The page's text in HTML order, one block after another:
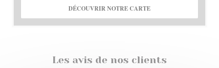
Les avis de nos clients
DÉCOUVRIR NOTRE CARTE